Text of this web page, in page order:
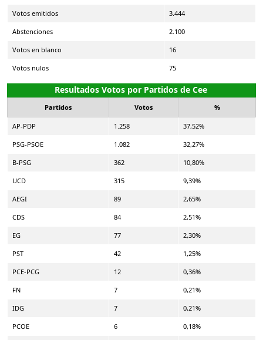
Votos emitidos 3.444
Abstenciones 2.100
Votos en blanco 16
Votos nulos 75
Resultados Votos por Partidos de Cee
Partidos Votos %
AP-PDP 1.258 37,52%
PSG-PSOE 1.082 32,27%
B-PSG 362 10,80%
UCD 315 9,39%
AEGI 89 2,65%
CDS 84 2,51%
EG 77 2,30%
PST 42 1,25%
PCE-PCG 12 0,36%
FN 7 0,21%
IDG 7 0,21%
PCOE 6 0,18%